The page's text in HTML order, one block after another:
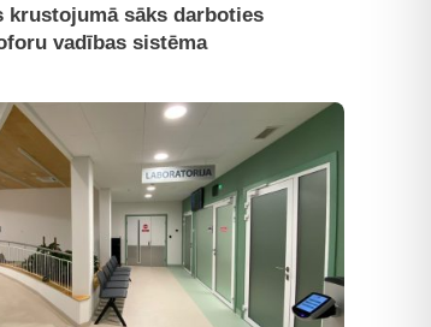
krustojumā sāks darboties
vadības sistēma